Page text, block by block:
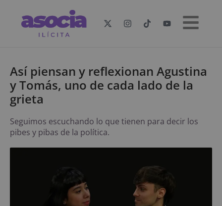
Así piensan y reflexionan Agustina
y Tomás, uno de cada lado de la
grieta
Seguimos escuchando lo que tienen para decir los
pibes y pibas de la política.